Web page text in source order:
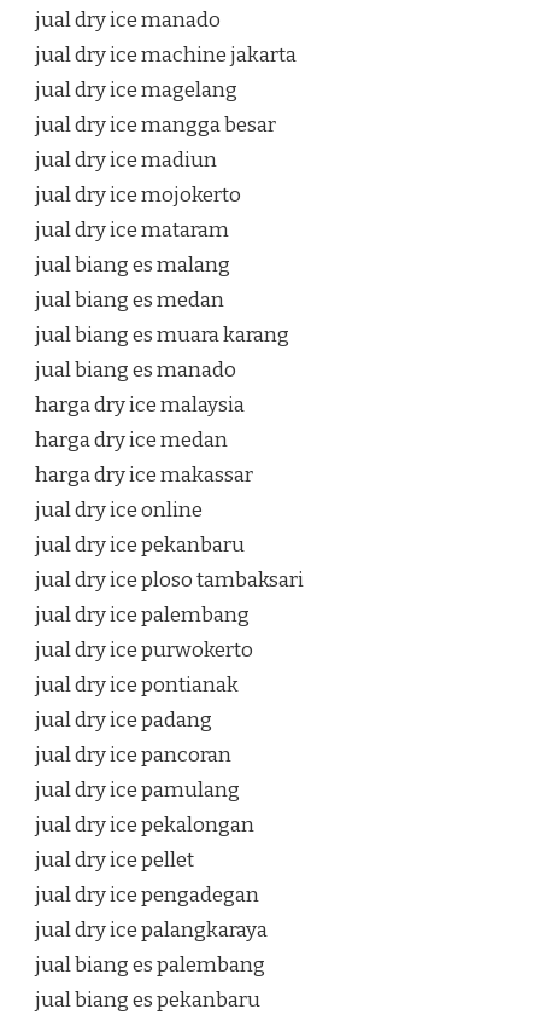
jual dry ice manado
jual dry ice machine jakarta
jual dry ice magelang
jual dry ice mangga besar
jual dry ice madiun
jual dry ice mojokerto
jual dry ice mataram
jual biang es malang
jual biang es medan
jual biang es muara karang
jual biang es manado
harga dry ice malaysia
harga dry ice medan
harga dry ice makassar
jual dry ice online
jual dry ice pekanbaru
jual dry ice ploso tambaksari
jual dry ice palembang
jual dry ice purwokerto
jual dry ice pontianak
jual dry ice padang
jual dry ice pancoran
jual dry ice pamulang
jual dry ice pekalongan
jual dry ice pellet
jual dry ice pengadegan
jual dry ice palangkaraya
jual biang es palembang
jual biang es pekanbaru